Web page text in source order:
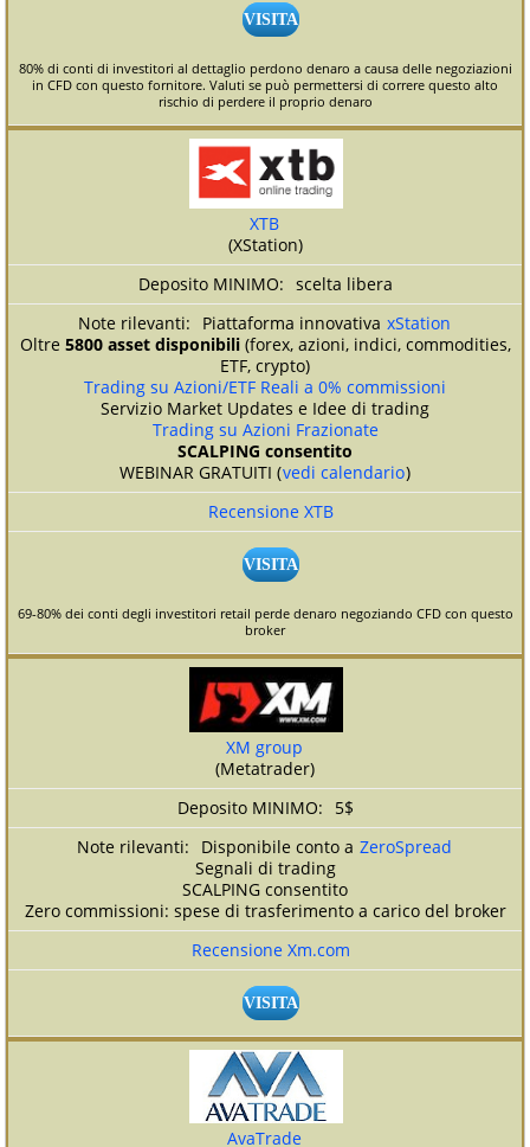
VISITA
80% di conti di investitori al dettaglio perdono denaro a causa delle negoziazioni
in CFD con questo fornitore. Valuti se può permettersi di correre questo alto
rischio di perdere il proprio denaro
XTB
(XStation)
scelta libera
Piattaforma innovativa xStation
Oltre 5800 asset disponibili(forex, azioni, indici, commodities,
ETF, crypto)
Trading su Azioni/ETF Reali a 0% commissioni
Servizio Market Updates e Idee di trading
Trading su Azioni Frazionate
SCALPING consentito
WEBINAR GRATUITI (vedi calendario)
Recensione XTB
VISITA
69-80% dei conti degli investitori retail perde denaro negoziando CFD con questo
broker
XM group
(Metatrader)
5$
Disponibile conto a ZeroSpread
Segnali di trading
SCALPING consentito
Zero commissioni: spese di trasferimento a carico del broker
Recensione Xm.com
VISITA
AvaTrade